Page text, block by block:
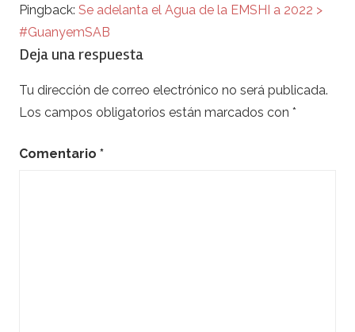
Pingback: Se adelanta el Agua de la EMSHI a 2022 >
#GuanyemSAB
Deja una respuesta
Tu dirección de correo electrónico no será publicada.
Los campos obligatorios están marcados con *
Comentario *